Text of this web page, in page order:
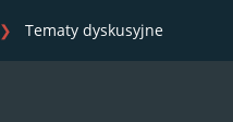
Tematy dyskusyjne